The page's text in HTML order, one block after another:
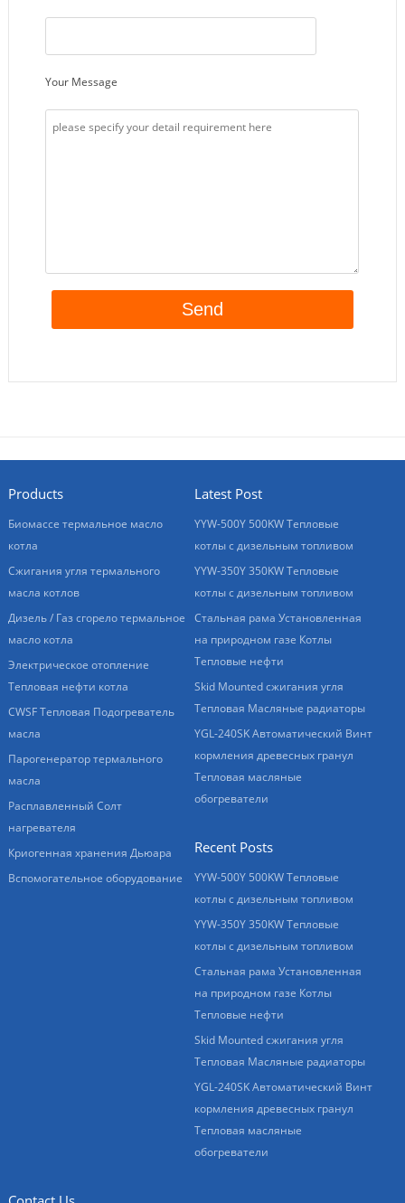
Your Message
Products
Биомассе термальное масло
котла
Сжигания угля термального
масла котлов
Дизель / Газ сгорело термальное
масло котла
Электрическое отопление
Тепловая нефти котла
CWSF Тепловая Подогреватель
масла
Парогенератор термального
масла
Расплавленный Солт
нагревателя
Криогенная хранения Дьюара
Вспомогательное оборудование
Latest Post
YYW-500Y 500KW Тепловые
котлы с дизельным топливом
YYW-350Y 350KW Тепловые
котлы с дизельным топливом
Стальная рама Установленная
на природном газе Котлы
Тепловые нефти
Skid Mounted сжигания угля
Тепловая Масляные радиаторы
YGL-240SK Автоматический Винт
кормления древесных гранул
Тепловая масляные
обогреватели
Recent Posts
YYW-500Y 500KW Тепловые
котлы с дизельным топливом
YYW-350Y 350KW Тепловые
котлы с дизельным топливом
Стальная рама Установленная
на природном газе Котлы
Тепловые нефти
Skid Mounted сжигания угля
Тепловая Масляные радиаторы
YGL-240SK Автоматический Винт
кормления древесных гранул
Тепловая масляные
обогреватели